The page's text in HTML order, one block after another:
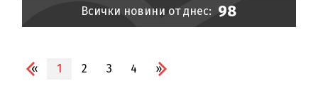
Всички новини от днес: 98
« 1 2 3 4 »